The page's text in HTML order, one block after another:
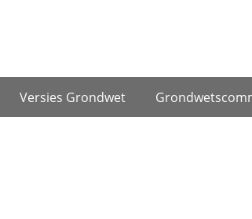
Versies Grondwet